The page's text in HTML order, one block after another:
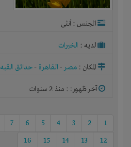
الجنس : أنثى
لديـه : الخبرات
المكان : مصر- القاهرة - حدائق القبه
آخر ظهور: : منذ 2 سنوات
1
2
3
4
5
6
7
12
13
14
15
16